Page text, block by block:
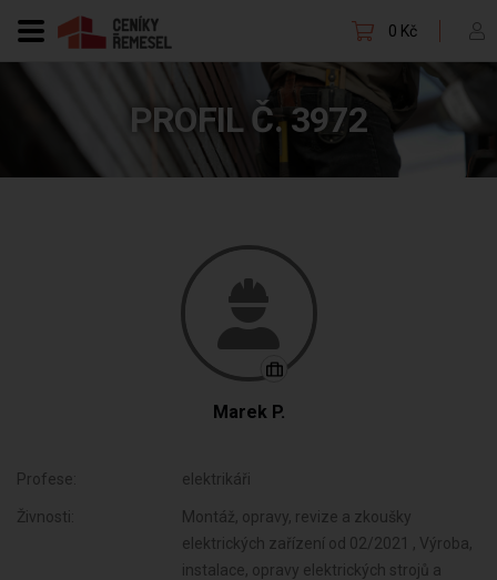
0 Kč
PROFIL Č. 3972
Marek P.
Profese: elektrikáři
Živnosti:
Montáž, opravy, revize a zkoušky
elektrických zařízení od 02/2021 , Výroba,
instalace, opravy elektrických strojů a